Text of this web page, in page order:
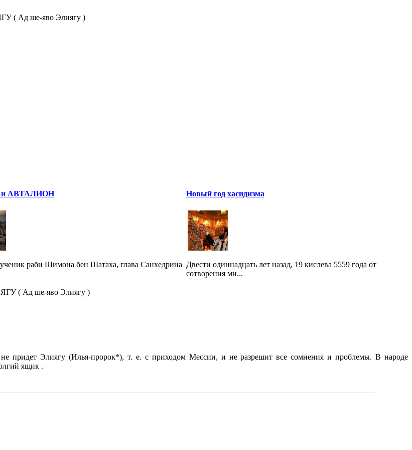
( Ад ше-яво Элиягу )
АВТАЛИОН
раби Шимона бен Шатаха, глава Санхедрина
Новый год хасидизма
Двести одиннадцать лет назад, 19 кислева 5559 года от
сотворения ми...
( Ад ше-яво Элиягу )
придет Элиягу (Илья-пророк*), т. е. с приходом Мессии, и не разрешит все сомнения и проблемы. В народе
ящик .